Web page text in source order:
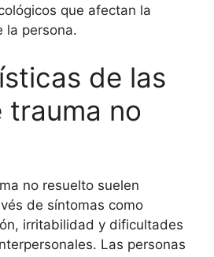
que afectan la
la persona.
de las
trauma no
no resuelto suelen
de síntomas como
irritabilidad y dificultades
Las personas